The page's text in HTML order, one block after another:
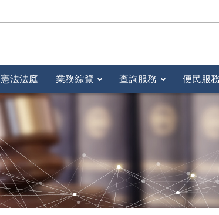
憲法法庭 業務綜覽 查詢服務 便民服務